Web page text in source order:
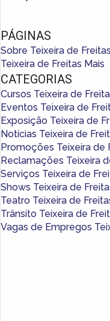
PÁGINAS
Sobre Teixeira de Freitas
Teixeira de Freitas Mais
CATEGORIAS
Cursos Teixeira de
Eventos Teixeira de
Exposição Teixeira de
Notícias Teixeira de
Promoções Teixeira de
Reclamações Teixeira
Serviços Teixeira de
Shows Teixeira de
Teatro Teixeira de
Trânsito Teixeira de
Vagas de Empregos